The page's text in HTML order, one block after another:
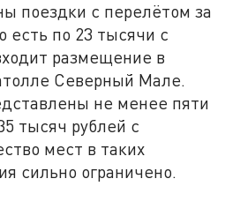
поездки с перелётом за
есть по 23 тысячи с
размещение в
Северный Мале.
не менее пяти
тысяч рублей с
мест в таких
сильно ограничено.